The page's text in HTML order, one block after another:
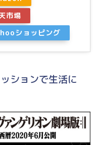
市場
ショッピング
ションで生活に